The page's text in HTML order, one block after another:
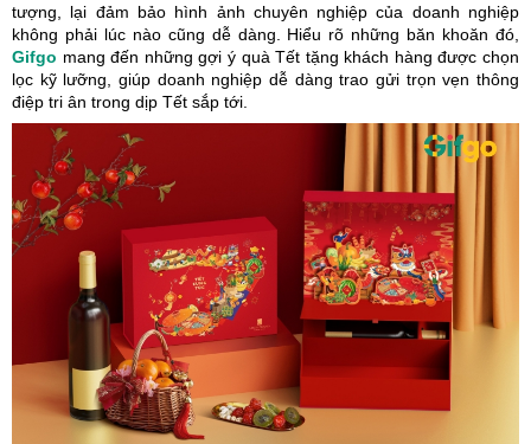
tượng, lại đảm bảo hình ảnh chuyên nghiệp của doanh nghiệp
không phải lúc nào cũng dễ dàng. Hiểu rõ những băn khoăn đó,
Gifgo mang đến những gợi ý quà Tết tặng khách hàng được chọn
lọc kỹ lưỡng, giúp doanh nghiệp dễ dàng trao gửi trọn vẹn thông
điệp tri ân trong dịp Tết sắp tới.